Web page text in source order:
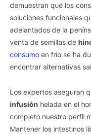
demuestran que los
soluciones funcionales
adelantados de la
venta de semillas de
consumo en frío se ha
encontrar alternativas
Los expertos aseguran
infusión helada en el
completo nuestro perfil
Mantener los intestinos